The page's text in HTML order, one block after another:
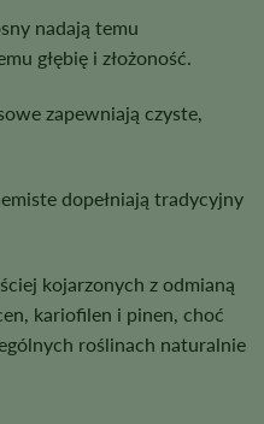
nadają temu
głębię i złożoność.
zapewniają czyste,
dopełniają tradycyjny
kojarzonych z odmianą
kariofilen i pinen, choć
roślinach naturalnie